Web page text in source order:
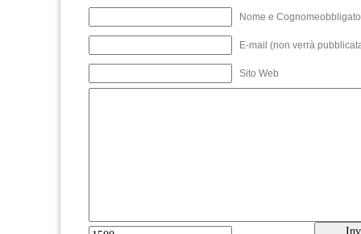
Nome e
E-mail (non verrà
Sito Web